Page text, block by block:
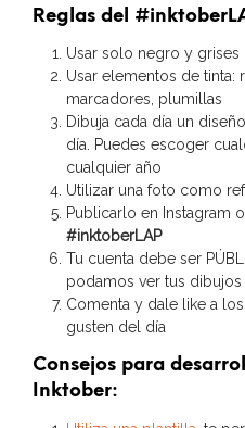
Reglas del
Usar solo negro y grises
Usar elementos de tinta:
marcadores, plumillas
Dibuja cada día un
día. Puedes escoger
cualquier año
Utilizar una foto como
Publicarlo en Instagram
#inktoberLAP
Tu cuenta debe ser
podamos ver tus dibujos
Comenta y dale like a
gusten del día
Consejos para
Inktober: